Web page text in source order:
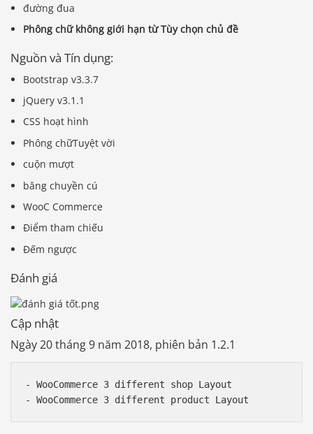
đường đua
Phông chữ không giới hạn từ Tùy chọn chủ đề
Nguồn và Tín dụng:
Bootstrap v3.3.7
jQuery v3.1.1
CSS hoạt hình
Phông chữTuyệt vời
cuộn mượt
băng chuyền cú
WooC Commerce
Điểm tham chiếu
Đếm ngược
Đánh giá
Cập nhật
Ngày 20 tháng 9 năm 2018, phiên bản 1.2.1
- WooCommerce 3 different shop Layout